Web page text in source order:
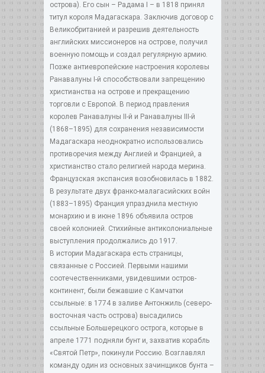
острова). Его сын – Радама I – в 1818 принял
титул короля Мадагаскара. Заключив договор с
Великобританией и разрешив деятельность
английских миссионеров на острове, получил
военную помощь и создал регулярную армию.
Позже антиевропейские настроения королевы
Ранавалуны I-й способствовали запрещению
христианства на острове и прекращению
торговли с Европой. В период правления
королев Ранавалуны II-й и Ранавалуны III-й
(1868–1895) для сохранения независимости
Мадагаскара неоднократно использовались
противоречия между Англией и Францией, а
христианство стало религией народа мерина.
Французская экспансия возобновилась в 1882.
В результате двух франко-малагасийских войн
(1883–1895) Франция упразднила местную
монархию и в июне 1896 объявила остров
своей колонией. Стихийные антиколониальные
выступления продолжались до 1917.
В истории Мадагаскара есть страницы,
связанные с Россией. Первыми нашими
соотечественниками, увидевшими остров-
континент, были бежавшие с Камчатки
ссыльные: в 1774 в заливе Антонжиль (северо-
восточная часть острова) высадились
ссыльные Большерецкого острога, которые в
апреле 1771 подняли бунт и, захватив корабль
«Святой Петр», покинули Россию. Возглавлял
команду один из основных зачинщиков бунта –